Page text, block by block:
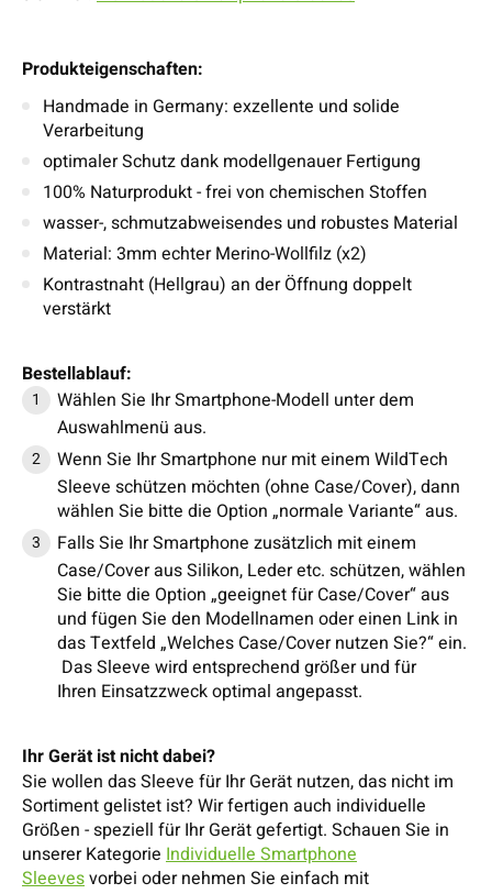
Produkteigenschaften:
Handmade in Germany: exzellente und solide
Verarbeitung
optimaler Schutz dank modellgenauer Fertigung
100% Naturprodukt - frei von chemischen Stoffen
wasser-, schmutzabweisendes und robustes Material
Material: 3mm echter Merino-Wollfilz (x2)
Kontrastnaht (Hellgrau) an der Öffnung doppelt
verstärkt
Bestellablauf:
Wählen Sie Ihr Smartphone-Modell unter dem
Auswahlmenü aus.
Wenn Sie Ihr Smartphone nur mit einem WildTech
Sleeve schützen möchten (ohne Case/Cover), dann
wählen Sie bitte die Option „normale Variante“ aus.
Falls Sie Ihr Smartphone zusätzlich mit einem
Case/Cover aus Silikon, Leder etc. schützen, wählen
Sie bitte die Option „geeignet für Case/Cover“ aus
und fügen Sie den Modellnamen oder einen Link in
das Textfeld „Welches Case/Cover nutzen Sie?“ ein.
Das Sleeve wird entsprechend größer und für
Ihren Einsatzzweck optimal angepasst.
Ihr Gerät ist nicht dabei?
Sie wollen das Sleeve für Ihr Gerät nutzen, das nicht im
Sortiment gelistet ist? Wir fertigen auch individuelle
Größen - speziell für Ihr Gerät gefertigt. Schauen Sie in
unserer Kategorie Individuelle Smartphone
Sleevesvorbei oder nehmen Sie einfach mit